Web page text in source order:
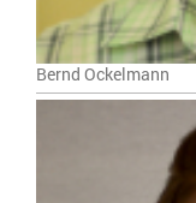
Bernd Ockelmann